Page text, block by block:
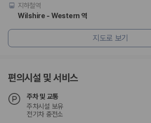
험 조건을 함께 확인해야 합니다.
제주렌트카 보험까지 비교해야
니다
다. 카모아는 제주 렌트카 가격뿐 아니라 일반자차,
건을 함께 확인할 수 있도록 돕습니다.
일반자차:사고 발생 시 일정 금액의 면책금
완전자차:보상 한도 내에서 면책금 부담이
다.
지하철역
Wilshire - Western 역
지도로 보기
편의시설 및 서비스
주차 및 교통
주차시설 보유
전기차 충전소